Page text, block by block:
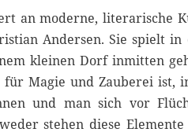
an moderne, literarische
Andersen. Sie spielt
kleinen Dorf inmitten
für Magie und Zauberei ist,
und man sich vor
stehen diese